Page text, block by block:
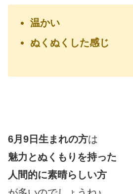
温かい
ぬくぬくした感じ
6月9日生まれの方は
魅力とぬくもりを持った
人間的に素晴らしい方